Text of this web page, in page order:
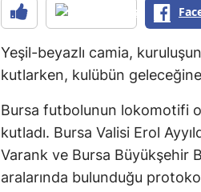
Yeşil-beyazlı camia,
kutlarken, kulübün
Bursa futbolunun lokomotifi
kutladı. Bursa Valisi Erol
Varank ve Bursa Büyükşehir
aralarında bulunduğu